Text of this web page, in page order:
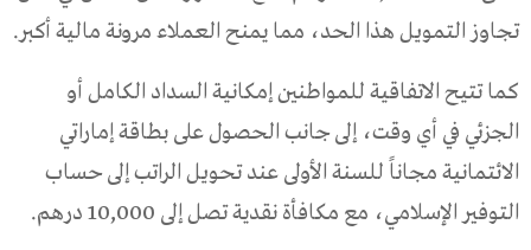
تجاوز التمويل هذا الحد، مما يمنح العملاء مرونة مالية أكبر.
كما تتيح الاتفاقية للمواطنين إمكانية السداد الكامل أو
الجزئي في أي وقت، إلى جانب الحصول على بطاقة إماراتي
الائتمانية مجاناً للسنة الأولى عند تحويل الراتب إلى حساب
التوفير الإسلامي، مع مكافأة نقدية تصل إلى 10,000 درهم.